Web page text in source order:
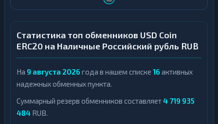
Статистика топ обменников USD Coin
ERC20 на Наличные Российский рубль RUB
На 9 августа 2026 года в нашем списке 16 активных
надежных обменных пункта.
Суммарный резерв обменников составляет4 719 935
484 RUB.